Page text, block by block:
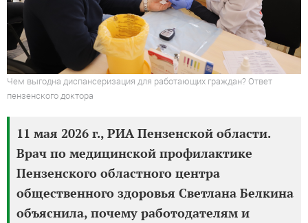
Чем выгодна диспансеризация для работающих граждан? Ответ
пензенского доктора
11 мая 2026 г., РИА Пензенской области.
Врач по медицинской профилактике
Пензенского областного центра
общественного здоровья Светлана Белкина
объяснила, почему работодателям и